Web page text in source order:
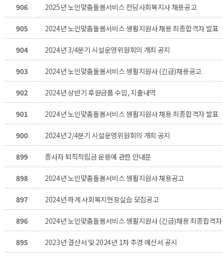
906 2025년 노인맞춤돌봄서비스 전담사회복지사 채용공고
905 2024년 노인맞춤돌봄서비스 생활지원사 채용 최종합격자 발표
904 2024년 3/4분기 시설운영위원회의 개최 공지
903 2024년 노인맞춤돌봄서비스 생활지원사 (긴급)채용공고
902 2024년 상반기 후원금품 수입, 지출내역
901 2024년 노인맞춤돌봄서비스 생활지원사 채용 최종합격자 발표
900 2024년 2/4분기 시설운영위원회의 개최 공지
899 종사자 퇴직적립금 운용에 관한 안내문
898 2024년 노인맞춤돌봄서비스 생활지원사 채용공고
897 2024년 하계 사회복지현장실습 모집공고
896 2024년 노인맞춤돌봄서비스 생활지원사 (긴급)채용 최종합격
895 2023년 결산서 및 2024년 1차 추경 예산서 공시